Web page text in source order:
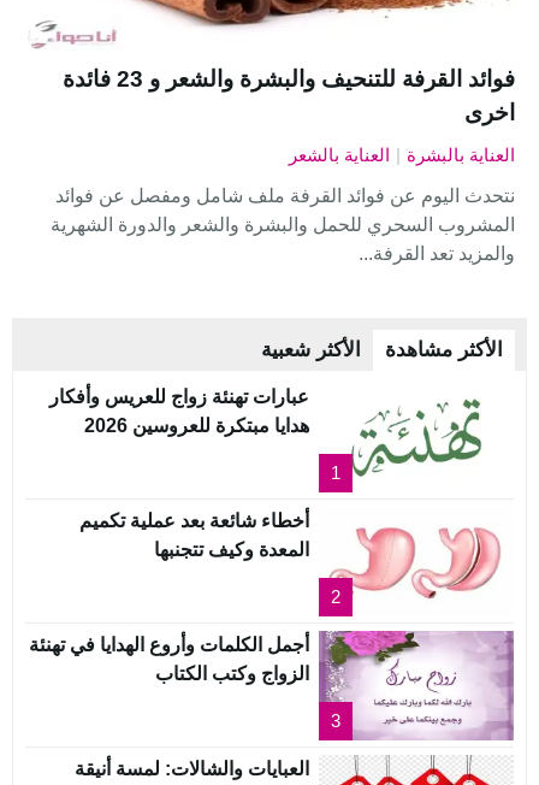
فوائد القرفة للتنحيف والبشرة والشعر و 23 فائدة
اخرى
العناية بالبشرة | العناية بالشعر
نتحدث اليوم عن فوائد القرفة ملف شامل ومفصل عن فوائد
المشروب السحري للحمل والبشرة والشعر والدورة الشهرية
والمزيد تعد القرفة...
الأكثر مشاهدة الأكثر شعبية
1
عبارات تهنئة زواج للعريس وأفكار
هدايا مبتكرة للعروسين 2026
2
أخطاء شائعة بعد عملية تكميم
المعدة وكيف تتجنبها
3
أجمل الكلمات وأروع الهدايا في تهنئة
الزواج وكتب الكتاب
العبايات والشالات: لمسة أنيقة